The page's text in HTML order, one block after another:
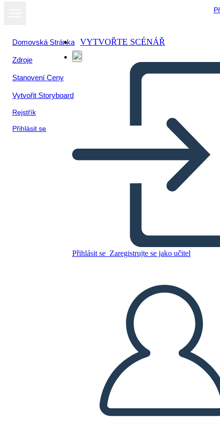
Domovská Stránka
Zdroje
Stanovení Ceny
Vytvořit Storyboard
Rejstřík
Přihlásit se
VYTVOŘTE SCÉNÁŘ
Přihlásit se Zaregistrujte se jako učitel
פדרליזם - רעיונות, אידיאולוגיות
והשפעות
Zkopírujte tento scénář
VYTVOŘIT STORYBOARD
PŘEHRÁT PREZENTACI
PŘEČTI MI